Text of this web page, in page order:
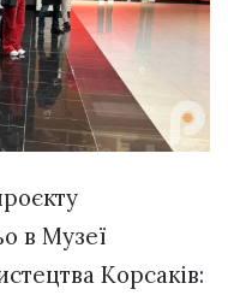
в Музеї
Корсаків: